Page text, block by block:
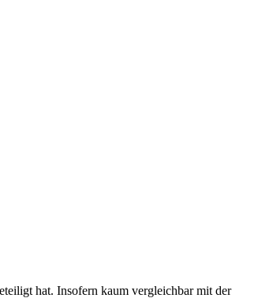
hat. Insofern kaum vergleichbar mit der